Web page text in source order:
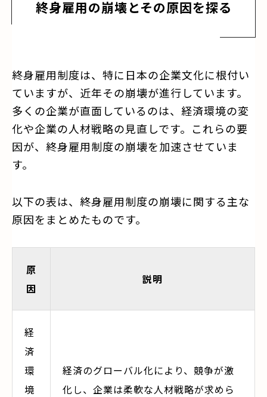
終身雇用の崩壊とその原因を探る
終身雇用制度は、特に日本の企業文化に根付い
ていますが、近年その崩壊が進行しています。
多くの企業が直面しているのは、経済環境の変
化や企業の人材戦略の見直しです。これらの要
因が、終身雇用制度の崩壊を加速させていま
す。
以下の表は、終身雇用制度の崩壊に関する主な
原因をまとめたものです。
原
因
説明
経
済
環
境
経済のグローバル化により、競争が激
化し、企業は柔軟な人材戦略が求めら